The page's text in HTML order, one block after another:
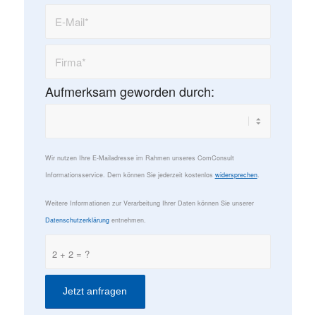
Aufmerksam geworden durch:
Wir nutzen Ihre E-Mailadresse im Rahmen unseres ComConsult
Informationsservice. Dem können Sie jederzeit kostenlos widersprechen.
Weitere Informationen zur Verarbeitung Ihrer Daten können Sie unserer
Datenschutzerklärungentnehmen.
2 + 2 = ?